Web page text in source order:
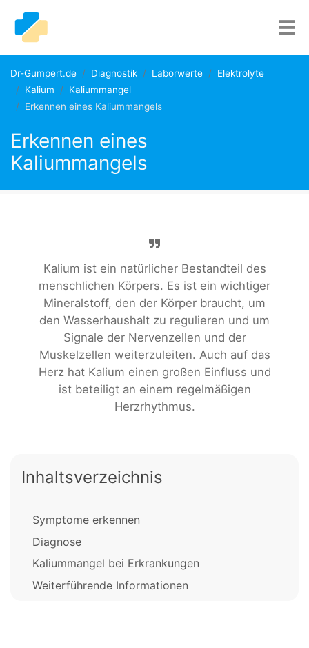
Dr-Gumpert.de Diagnostik Laborwerte
Elektrolyte
Kalium
Kaliummangel
Erkennen eines Kaliummangels
Erkennen eines
Kaliummangels
Kalium ist ein natürlicher Bestandteil des
menschlichen Körpers. Es ist ein wichtiger
Mineralstoff, den der Körper braucht, um
den Wasserhaushalt zu regulieren und um
Signale der Nervenzellen und der
Muskelzellen weiterzuleiten. Auch auf das
Herz hat Kalium einen großen Einfluss und
ist beteiligt an einem regelmäßigen
Herzrhythmus.
Inhaltsverzeichnis
Symptome erkennen
Diagnose
Kaliummangel bei Erkrankungen
Weiterführende Informationen